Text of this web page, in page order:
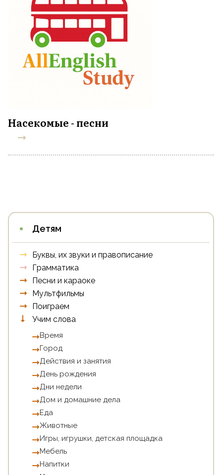
Насекомые - песни
Детям
Буквы, их звуки и правописание
Грамматика
Песни и караоке
Мультфильмы
Поиграем
Учим слова
Время
Город
Действия и занятия
День рождения
Дни недели
Дом и домашние дела
Еда
Животные
Игры, игрушки, детская площадка
Мебель
Напитки